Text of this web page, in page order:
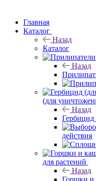
Главная
Каталог
Назад
Каталог
Назад
(для
Назад
Гербицид
действия
для растений
Назад
Горшки и